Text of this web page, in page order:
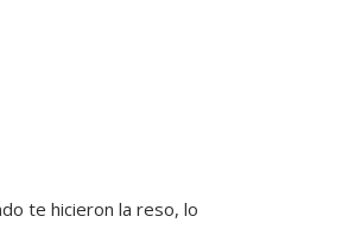
te hicieron la reso, lo